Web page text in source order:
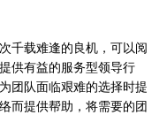
千载难逢的良机，可以阅
供有益的服务型领导行
团队面临艰难的选择时提
而提供帮助，将需要的团